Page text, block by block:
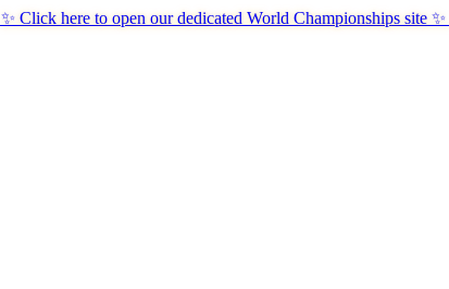
✨ Click here to open our dedicated World Championships site ✨